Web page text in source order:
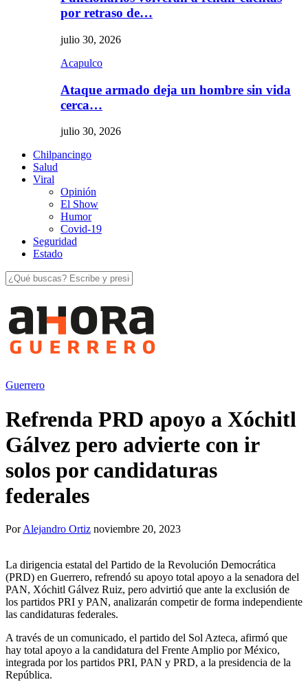
por retraso de…
julio 30, 2026
Acapulco
Ataque armado deja un hombre sin vida
cerca…
julio 30, 2026
Chilpancingo
Salud
Viral
Opinión
El Show
Humor
Covid-19
Seguridad
Estado
Guerrero
Refrenda PRD apoyo a Xóchitl
Gálvez pero advierte con ir
solos por candidaturas
federales
PorAlejandro Ortiz noviembre 20, 2023
La dirigencia estatal del Partido de la Revolución Democrática
(PRD) en Guerrero, refrendó su apoyo total apoyo a la senadora del
PAN, Xóchitl Gálvez Ruiz, pero advirtió que ante la exclusión de
los partidos PRI y PAN, analizarán competir de forma independiente
las candidaturas federales.
A través de un comunicado, el partido del Sol Azteca, afirmó que
hay total apoyo a la candidatura del Frente Amplio por México,
integrada por los partidos PRI, PAN y PRD, a la presidencia de la
República.